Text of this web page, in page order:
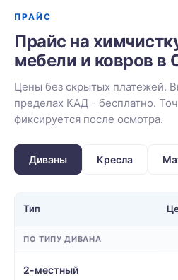
ПРАЙС
Прайс на
мебели и ковров в
Цены без скрытых платежей.
пределах КАД - бесплатно.
фиксируется после осмотра.
Диваны Кресла
Тип
ПО ТИПУ ДИВАНА
2-местный